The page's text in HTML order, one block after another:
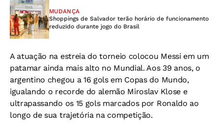
MUDANÇA
Shoppings de Salvador terão horário de funcionamento
reduzido durante jogo do Brasil
A atuação na estreia do torneio colocou Messi em um
patamar ainda mais alto no Mundial. Aos 39 anos, o
argentino chegou a 16 gols em Copas do Mundo,
igualando o recorde do alemão Miroslav Klose e
ultrapassando os 15 gols marcados por Ronaldo ao
longo de sua trajetória na competição.